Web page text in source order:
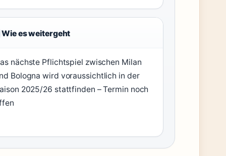
Wie es weitergeht
nächste Pflichtspiel zwischen Milan
Bologna wird voraussichtlich in der
2025/26 stattfinden – Termin noch